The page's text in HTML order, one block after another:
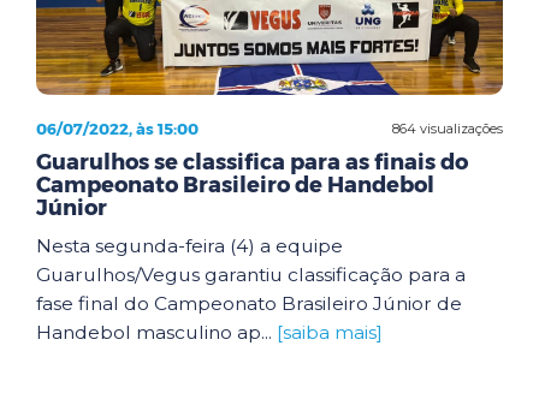
864 visualizações
06/07/2022, às 15:00
Guarulhos se classifica para as finais do
Campeonato Brasileiro de Handebol
Júnior
Nesta segunda-feira (4) a equipe
Guarulhos/Vegus garantiu classificação para a
fase final do Campeonato Brasileiro Júnior de
Handebol masculino ap... [saiba mais]